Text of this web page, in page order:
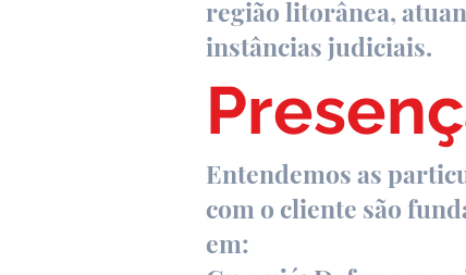
região litorânea,
instâncias judiciais.
Entendemos as
com o cliente são
em: